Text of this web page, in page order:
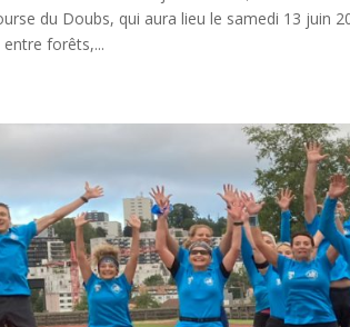
du Doubs, qui aura lieu le samedi 13 juin
forêts,...